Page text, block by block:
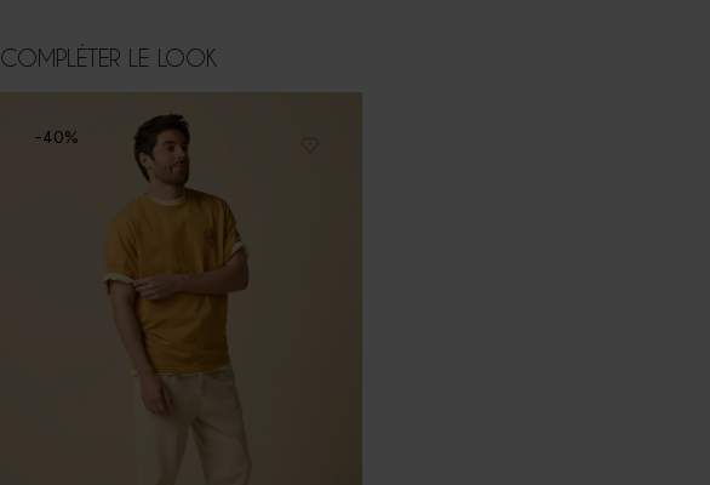
COMPLÉTER LE LOOK
-40%